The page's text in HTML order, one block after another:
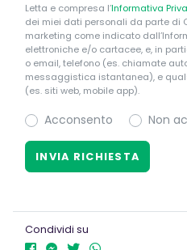
Letta e compresa l’Informativa
dei miei dati personali da parte di
marketing come indicato
elettroniche e/o cartacee, e, in
o email, telefono (es. chiamate
messaggistica istantanea), e
(es. siti web, mobile app).
Acconsento Non
Condividi su